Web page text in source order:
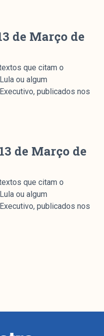
de Março de
que citam o
ou algum
publicados nos
de Março de
que citam o
ou algum
publicados nos